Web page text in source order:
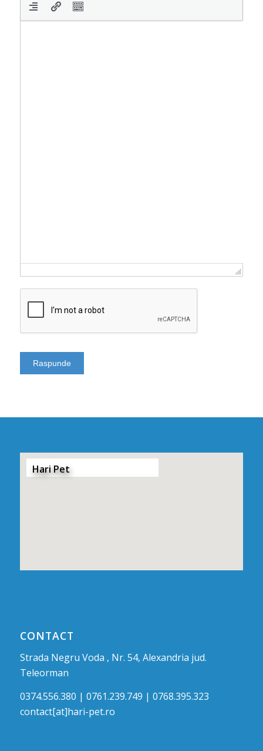
Hari Pet
CONTACT
Strada Negru Voda , Nr. 54, Alexandria jud.
Teleorman
0374.556.380 | 0761.239.749 | 0768.395.323
contact[at]hari-pet.ro